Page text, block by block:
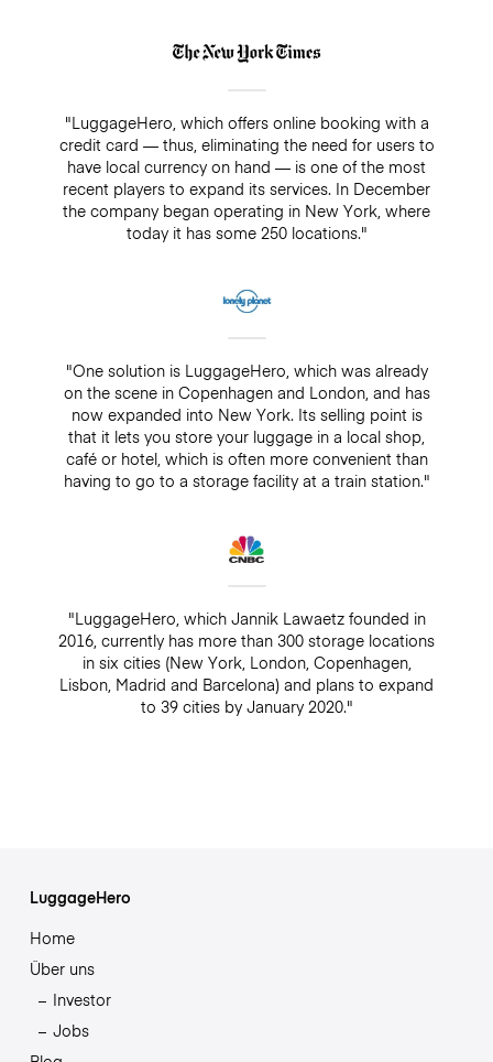
"LuggageHero, which offers online booking with a
credit card — thus, eliminating the need for users to
have local currency on hand — is one of the most
recent players to expand its services. In December
the company began operating in New York, where
today it has some 250 locations."
"One solution is LuggageHero, which was already
on the scene in Copenhagen and London, and has
now expanded into New York. Its selling point is
that it lets you store your luggage in a local shop,
café or hotel, which is often more convenient than
having to go to a storage facility at a train station."
"LuggageHero, which Jannik Lawaetz founded in
2016, currently has more than 300 storage locations
in six cities (New York, London, Copenhagen,
Lisbon, Madrid and Barcelona) and plans to expand
to 39 cities by January 2020."
LuggageHero
Home
Über uns
Investor
Jobs